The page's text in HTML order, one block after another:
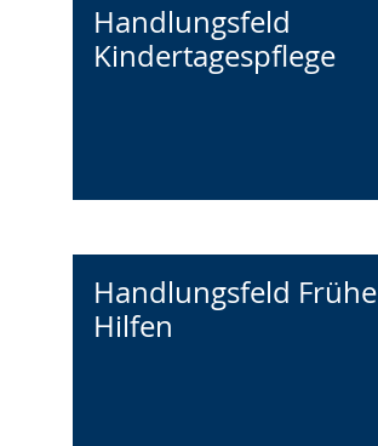
Handlungsfeld
Kindertagespflege
Handlungsfeld Frühe
Hilfen